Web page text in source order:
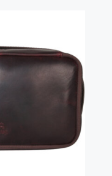
classique